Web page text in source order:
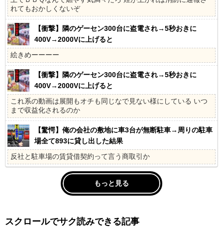
れてもおかしくないぞ
【衝撃】隣のゲーセン300台に盗電され→5秒おきに
400V→2000Vに上げると
絵きめーーーー
【衝撃】隣のゲーセン300台に盗電され→5秒おきに
400V→2000Vに上げると
これ系の動画は展開もオチも同じなで見ない様にしている いつ
まで収益化されるのか
【驚愕】俺の会社の敷地に車3台が無断駐車→周りの駐車
場全て893に貸し出した結果
反社と駐車場の賃貸借契約って言う商取引か
もっと見る
スクロールでサク読みできる記事